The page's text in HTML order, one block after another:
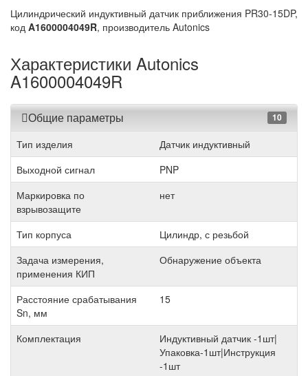
Цилиндрический индуктивный датчик приближения PR30-15DP,
код A1600004049R, производитель Autonics
Характеристики Autonics
A1600004049R
Общие параметры 10
Тип изделия
Датчик индуктивный
Выходной сигнал
PNP
Маркировка по
взрывозащите
нет
Тип корпуса
Цилиндр, с резьбой
Задача измерения,
применения КИП
Обнаружение объекта
Расстояние срабатывания
Sn, мм
15
Комплектация
Индуктивный датчик -1шт|
Упаковка-1шт|Инструкция
-1шт